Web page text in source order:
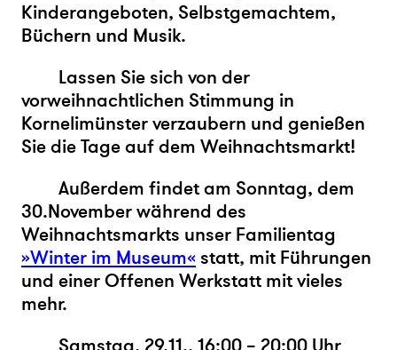
Kinderangeboten, Selbstgemachtem,
Büchern und Musik.
Lassen Sie sich von der
vorweihnachtlichen Stimmung in
Kornelimünster verzaubern und genießen
Sie die Tage auf dem Weihnachtsmarkt!
Außerdem findet am Sonntag, dem
30.November während des
Weihnachtsmarkts unser Familientag
»Winter im Museum« statt, mit Führungen
und einer Offenen Werkstatt mit vieles
mehr.